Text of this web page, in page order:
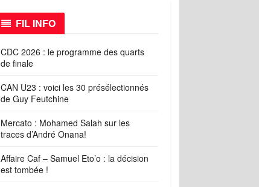
FIL INFO
CDC 2026 : le programme des quarts
de finale
CAN U23 : voici les 30 présélectionnés
de Guy Feutchine
Mercato : Mohamed Salah sur les
traces d’André Onana!
Affaire Caf – Samuel Eto’o : la décision
est tombée !